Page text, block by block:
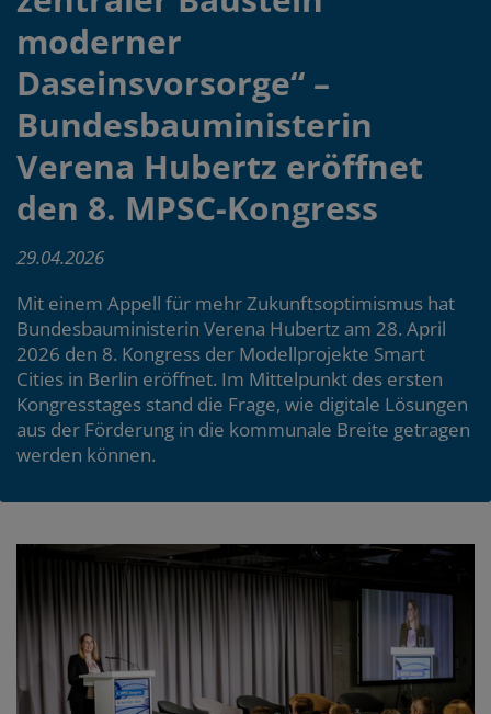
moderner
Daseinsvorsorge“ –
Bundesbauministerin
Verena Hubertz eröffnet
den 8. MPSC-Kongress
29.04.2026
Mit einem Appell für mehr Zukunftsoptimismus hat
Bundesbauministerin Verena Hubertz am 28. April
2026 den 8. Kongress der Modellprojekte Smart
Cities in Berlin eröffnet. Im Mittelpunkt des ersten
Kongresstages stand die Frage, wie digitale Lösungen
aus der Förderung in die kommunale Breite getragen
werden können.
Main
content